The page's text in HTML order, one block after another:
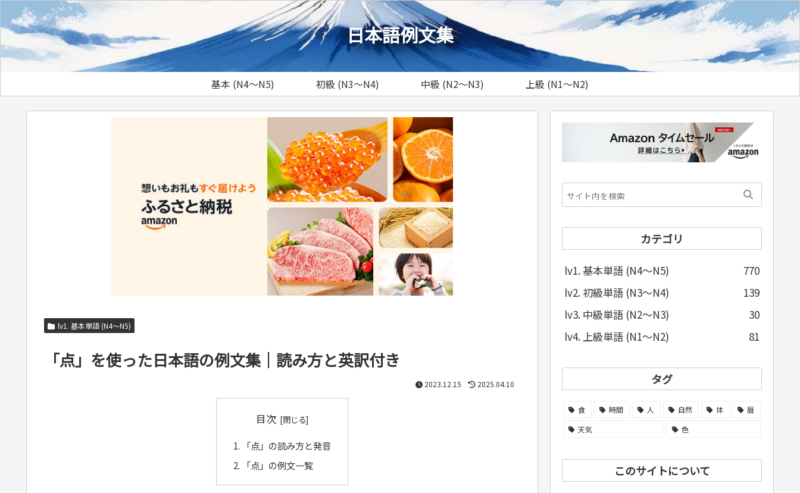
日本語例文集
基本 (N4～N5) 初級 (N3～N4) 中級 (N2～N3) 上級 (N1～N2)
lv1. 基本単語 (N4～N5)
「点」を使った日本語の例文集｜読み方と英訳付き
2023.12.15 2025.04.10
目次
「点」の読み方と発音
「点」の例文一覧
カテゴリ
lv1. 基本単語 (N4～N5)
770
lv2. 初級単語 (N3～N4)
139
lv3. 中級単語 (N2～N3)
30
lv4. 上級単語 (N1～N2)
81
タグ
食 時間 人 自然 体
暦
天気
色
このサイトについて